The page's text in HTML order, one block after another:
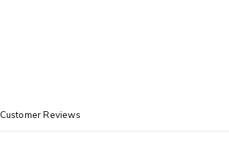
Customer Reviews